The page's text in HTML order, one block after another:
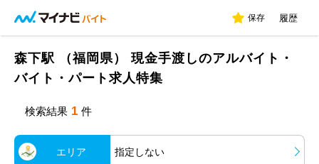
保存 履歴
森下駅 （福岡県） 現金手渡しのアルバイト・
バイト・パート求人特集
検索結果 1 件
エリア 指定しない